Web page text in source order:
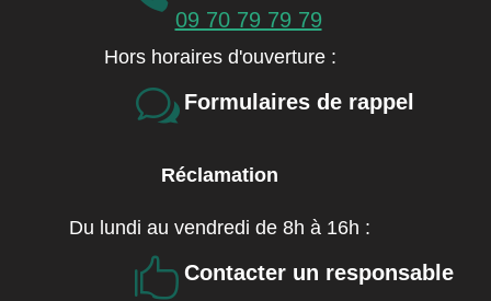
09 70 79 79 79
Hors horaires d'ouverture :
w Formulaires de rappel
Réclamation
Du lundi au vendredi de 8h à 16h :
 Contacter un responsable